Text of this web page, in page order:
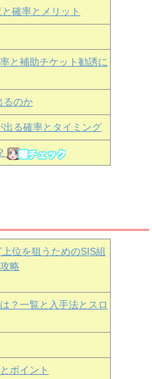
確率とメリット
と補助チケット勧誘に
るのか
る確率とタイミング
位を狙うためのSIS組
略
？一覧と入手法とスロ
ポイント